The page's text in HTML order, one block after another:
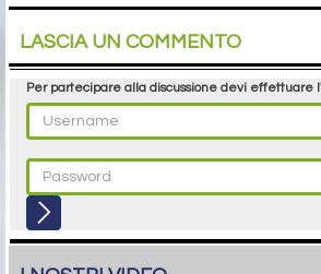
LASCIA UN COMMENTO
Per partecipare alla discussione devi effettuare